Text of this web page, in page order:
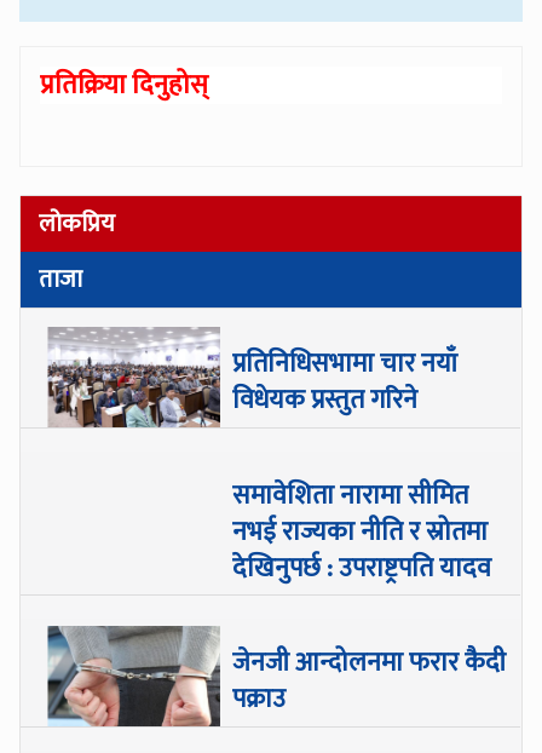
प्रतिक्रिया दिनुहोस्
लोकप्रिय
ताजा
प्रतिनिधिसभामा चार नयाँ
विधेयक प्रस्तुत गरिने
समावेशिता नारामा सीमित
नभई राज्यका नीति र स्रोतमा
देखिनुपर्छ : उपराष्ट्रपति यादव
जेनजी आन्दोलनमा फरार कैदी
पक्राउ